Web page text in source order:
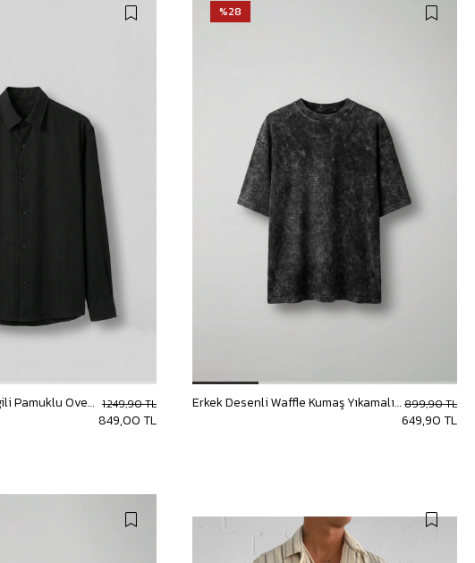
Erkek Premium Çizgili Pamuklu Oversize Gömlek Siyah
849,00 TL
1.249,90 TL
%28
Erkek Desenli Waffle Kumaş Yıkamalı Oversize T-Shirt Siyah
649,90 TL
899,90 TL